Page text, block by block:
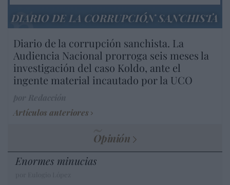
DIARIO DE LA CORRUPCIÓN SANCHISTA
Diario de la corrupción sanchista. La
Audiencia Nacional prorroga seis meses la
investigación del caso Koldo, ante el
ingente material incautado por la UCO
Artículos anteriores
Opinión
Enormes minucias